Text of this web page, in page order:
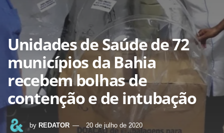
Unidades de Saúde de 72
municípios da Bahia
recebem bolhas de
contenção e de intubação
by REDATOR 20 de julho de 2020